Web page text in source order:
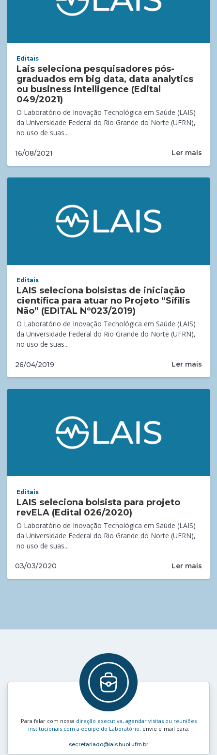
Editais
Lais seleciona pesquisadores pós-
graduados em big data, data analytics
ou business intelligence (Edital
049/2021)
O Laboratório de Inovação Tecnológica em Saúde (LAIS)
da Universidade Federal do Rio Grande do Norte (UFRN),
no uso de suas...
16/08/2021 Ler mais
Editais
LAIS seleciona bolsistas de iniciação
científica para atuar no Projeto “Sífilis
Não” (EDITAL Nº023/2019)
O Laboratório de Inovação Tecnológica em Saúde (LAIS)
da Universidade Federal do Rio Grande do Norte (UFRN),
no uso de suas...
26/04/2019 Ler mais
Editais
LAIS seleciona bolsista para projeto
revELA (Edital 026/2020)
O Laboratório de Inovação Tecnológica em Saúde (LAIS)
da Universidade Federal do Rio Grande do Norte (UFRN),
no uso de suas...
03/03/2020 Ler mais
Para falar com nossa direção executiva, agendar visitas ou reuniões
institucionais com a equipe do Laboratório, envie e‑mail para:
secretariado@lais.huol.ufrn.br